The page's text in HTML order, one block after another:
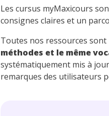
Les cursus myMaxicours
consignes claires et un
Toutes nos ressources sont
méthodes et le même
systématiquement mis à
remarques des utilisateurs